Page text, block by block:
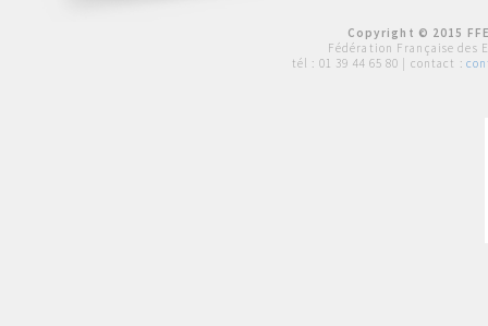
Copyright © 2015
Fédération Française des
tél : 01 39 44 65 80 | contact :